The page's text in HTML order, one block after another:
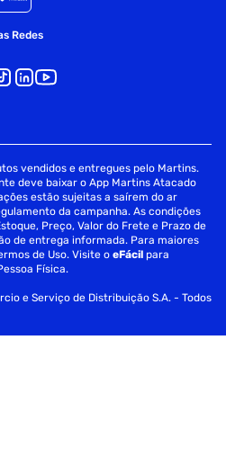
Redes
vendidos e entregues pelo Martins.
deve baixar o App Martins Atacado
estão sujeitas a saírem do ar
da campanha. As condições
Preço, Valor do Frete e Prazo de
de entrega informada. Para maiores
de Uso. Visite oeFácil para
Física.
e Serviço de Distribuição S.A. - Todos